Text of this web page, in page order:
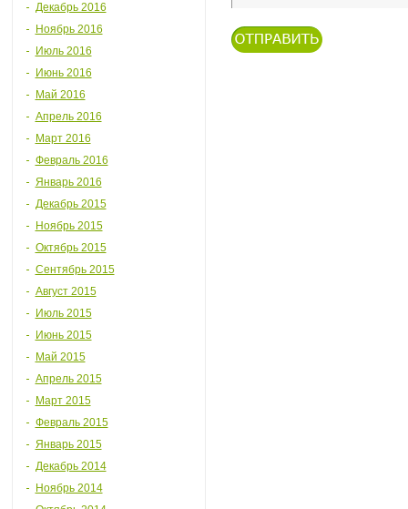
Декабрь 2016
Ноябрь 2016
Июль 2016
Июнь 2016
Май 2016
Апрель 2016
Март 2016
Февраль 2016
Январь 2016
Декабрь 2015
Ноябрь 2015
Октябрь 2015
Сентябрь 2015
Август 2015
Июль 2015
Июнь 2015
Май 2015
Апрель 2015
Март 2015
Февраль 2015
Январь 2015
Декабрь 2014
Ноябрь 2014